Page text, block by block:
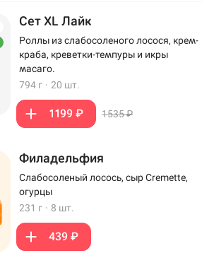
Сет XL Лайк
Роллы из слабосоленого лосося, крем-
краба, креветки-темпуры и икры
масаго.
794 г · 20 шт.
1199 ₽ 1535 ₽
Филадельфия
Слабосоленый лосось, сыр Cremette,
огурцы
231 г · 8 шт.
439 ₽